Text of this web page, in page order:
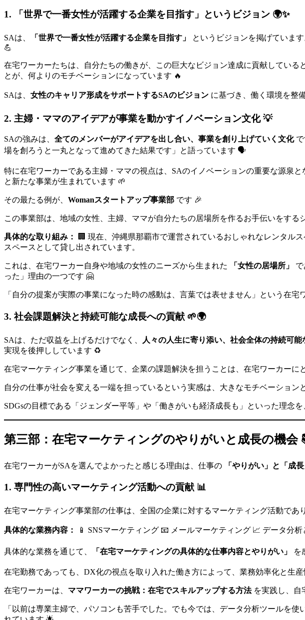
1. 「世界で一番女性が活躍する企業を目指す」というビジョン 🌍✨
SAは、 「世界で一番女性が活躍する企業を目指す」
というビジョンを掲げていま
💪
在宅ワーカーたちは、自分たちの働きが、この巨大なビジョン達成に貢献してい
とが、何よりのモチベーションになっています 🔥
SAは、 女性のキャリア形成をサポートするSAのビジョン に基づき、働く環境を整
2. 主婦・ママのアイデアが事業を動かすイノベーション文化 💡
SAの強みは、 全てのメンバーがアイデアを出し合い、事業を創り上げていく文化で
場を創ろうと一丸となって進めてきた結果です」と語っています 🗣️
特に在宅ワーカーである主婦・ママの視点は、SAのイノベーションの重要な源泉と
と新たな事業が生まれています 🌱
その最たる例が、 Womanスタートアップ事業部 です 🎉
この事業部は、地域の女性、主婦、ママが自分たちの居場所を作るお手伝いをする
具体的な取り組み：
🏢 現在、沖縄県那覇市で運営されているおしゃれなレンタル
スペースとして貸し出されています。
これは、在宅ワーカー自身や地域の女性のニーズから生まれた 「女性の居場所」
った」理由の一つです 🤗
「自分の提案が実際の事業になった時の感動は、言葉では表せません」という在
3. 社会課題解決と持続可能な成長への貢献 🌱🌍
SAは、ただ収益を上げるだけでなく、 人々の人生に寄り添い、社会全体の持続可
実現を後押ししています ♻️
在宅マーケティング事業を通じて、企業の課題解決を担うことは、在宅ワーカーに
自分の仕事が社会を変える一端を担っているという実感は、大きなモチベーション
SDGsの目標である「ジェンダー平等」や「働きがいも経済成長も」といった理
第三部：在宅マーケティングのやりがいと成長の機会
在宅ワーカーがSAを選んでよかったと感じる理由は、仕事の 「やりがい」と「成長
1. 専門性の高いマーケティング活動への貢献 📊
在宅マーケティング事業部の仕事は、全国の企業に対するマーケティング活動であ
具体的な業務内容： 📱 SNSマーケティング 📧 メールマーケティング 📈 データ分
具体的な業務を通じて、 「在宅マーケティングの具体的な仕事内容とやりがい」 を
在宅勤務であっても、DX化の視点を取り入れた働き方によって、業務効率化と生
在宅ワーカーは、 ママワーカーの挑戦：在宅でスキルアップする方法を実践し、自
「以前は専業主婦で、パソコンも苦手でした。でも今では、データ分析ツールを